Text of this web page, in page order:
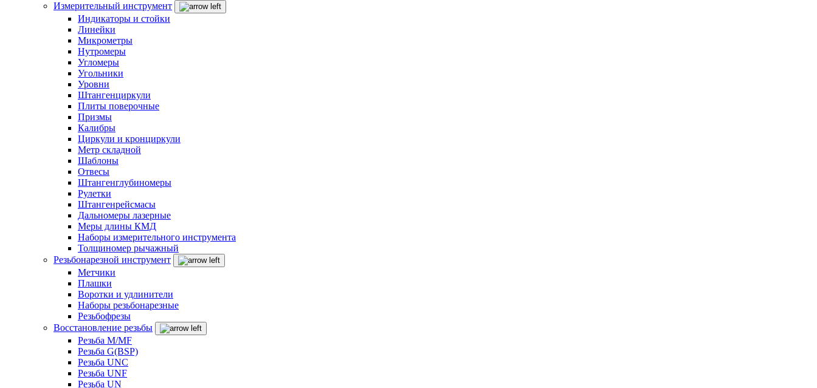
Измерительный инструмент
Индикаторы и стойки
Линейки
Микрометры
Нутромеры
Угломеры
Угольники
Уровни
Штангенциркули
Плиты поверочные
Призмы
Калибры
Циркули и кронциркули
Метр складной
Шаблоны
Отвесы
Штангенглубиномеры
Рулетки
Штангенрейсмасы
Дальномеры лазерные
Меры длины КМД
Наборы измерительного инструмента
Толщиномер рычажный
Резьбонарезной инструмент
Метчики
Плашки
Воротки и удлинители
Наборы резьбонарезные
Резьбофрезы
Восстановление резьбы
Резьба M/MF
Резьба G(BSP)
Резьба UNC
Резьба UNF
Резьба UN